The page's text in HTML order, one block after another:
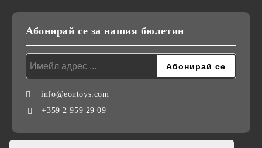
Абонирай се за нашия бюлетин
info@eontoys.com
+359 2 959 29 09